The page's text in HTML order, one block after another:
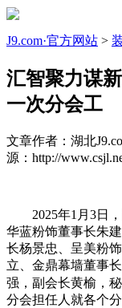
J9.com·官方网站 >
汇智聚力谋
一次分会工
文章作者：湖北
源：http://
2025年1月3日，
华蓝粉饰董事长朱
长杨景忠、呈美粉
立、金鼎幕墙董事
强，副会长黄榆，
分会担任人就各个